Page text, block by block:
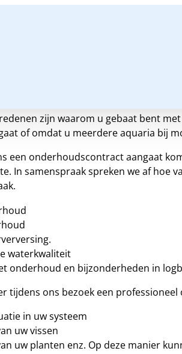
service =
zijn waarom u gebaat bent
of omdat u meerdere aquaria bij
een onderhoudscontract aangaat
In samenspraak spreken we af
waterkwaliteit
onderhoud en bijzonderheden in
tijdens ons bezoek een professioneel
in uw systeem
uw vissen
uw planten enz. Op deze manier